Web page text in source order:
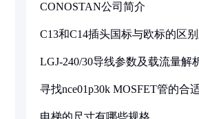
CONOSTAN公司简介
C13和C14插头国标与欧标的区
LGJ-240/30导线参数及载流量解
寻找nce01p30k MOSFET管的合
电梯的尺寸有哪些规格